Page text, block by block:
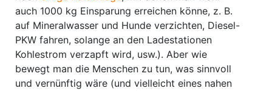
auch 1000 kg Einsparung erreichen könne, z. B.
auf Mineralwasser und Hunde verzichten, Diesel-
PKW fahren, solange an den Ladestationen
Kohlestrom verzapft wird, usw.). Aber wie
bewegt man die Menschen zu tun, was sinnvoll
und vernünftig wäre (und vielleicht eines nahen